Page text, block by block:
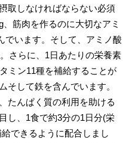
取しなければならない必須
筋肉を作るのに大切なアミ
でいます。そして、アミノ酸
さらに、1日あたりの栄養素
ミン11種を補給することが
そして鉄を含んでいます。
たんぱく質の利用を助ける
し、1食で約3分の1日分(栄
できるように配合しまし